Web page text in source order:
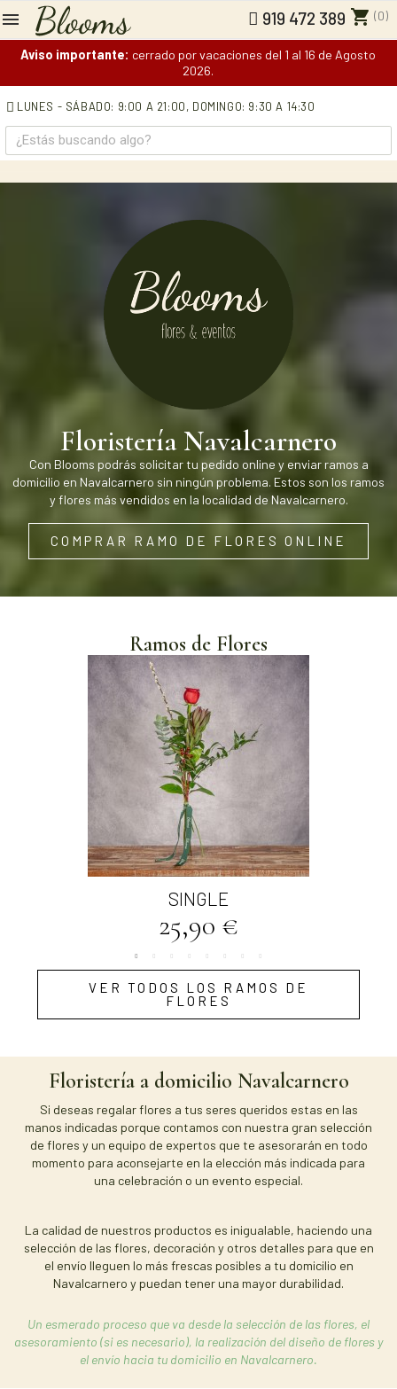
919 472 389 shopping_cart (0)
Aviso importante: cerrado por vacaciones del 1 al 16 de Agosto
2026.
LUNES - SÁBADO: 9:00 A 21:00, DOMINGO: 9:30 A 14:30
Floristería Navalcarnero
Con Blooms podrás solicitar tu pedido online y enviar ramos a
domicilio en Navalcarnero sin ningún problema. Estos son los ramos
y flores más vendidos en la localidad de Navalcarnero.
COMPRAR RAMO DE FLORES ONLINE
Ramos de Flores
Vista rápida
SINGLE
25,90 €
VER TODOS LOS RAMOS DE
FLORES
Floristería a domicilio Navalcarnero
Si deseas regalar flores a tus seres queridos estas en las
manos indicadas porque contamos con nuestra gran selección
de flores y un equipo de expertos que te asesorarán en todo
momento para aconsejarte en la elección más indicada para
una celebración o un evento especial.
La calidad de nuestros productos es inigualable, haciendo una
selección de las flores, decoración y otros detalles para que en
el envío lleguen lo más frescas posibles a tu domicilio en
Navalcarnero y puedan tener una mayor durabilidad.
Un esmerado proceso que va desde la selección de las flores, el
asesoramiento (si es necesario), la realización del diseño de flores y
el envío hacia tu domicilio en Navalcarnero.